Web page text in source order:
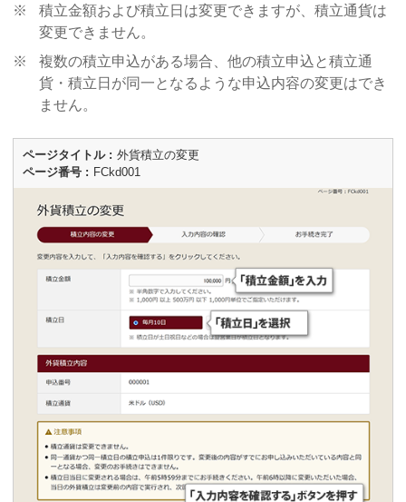
※
積立金額および積立日は変更できますが、積立通貨は
変更できません。
※
複数の積立申込がある場合、他の積立申込と積立通
貨・積立日が同一となるような申込内容の変更はでき
ません。
ページタイトル
外貨積立の変更
ページ番号
FCkd001